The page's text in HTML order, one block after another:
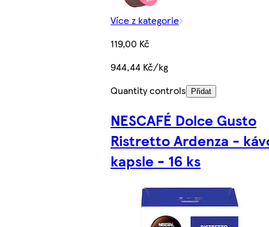
Více z kategorie
119,00 Kč
944,44 Kč/kg
Quantity controls
Přidat
NESCAFÉ Dolce Gusto
Ristretto Ardenza -
kapsle - 16 ks